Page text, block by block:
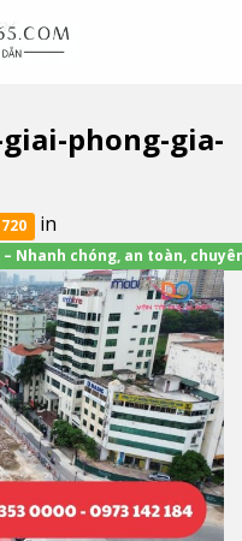
phong-gia-
in
Nhanh chóng, an toàn,